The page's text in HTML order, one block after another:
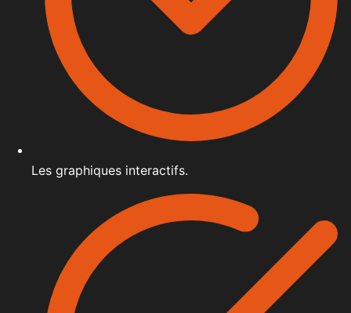
Les graphiques interactifs.